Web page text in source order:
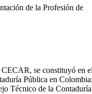
se constituyó en
Pública en
Técnico de la